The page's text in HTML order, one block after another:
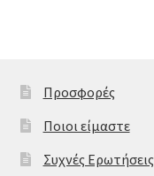
Προσφορές
Ποιοι είμαστε
Συχνές Ερωτήσεις